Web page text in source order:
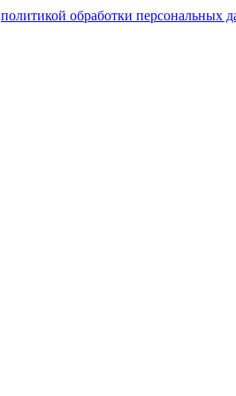
политикой обработки персональных